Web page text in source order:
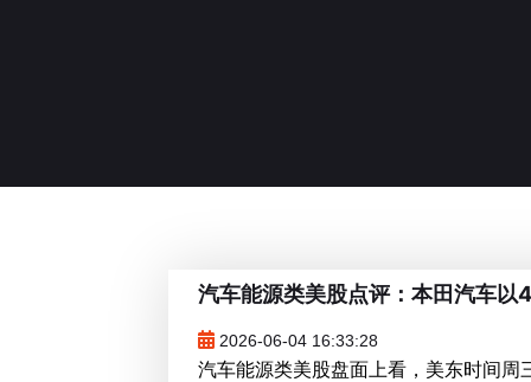
汽车能源类美股点评：本田汽车以
2026-06-04 16:33:28
汽车能源类美股盘面上看，美东时间